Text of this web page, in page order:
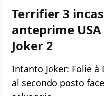
Terrifier 3
anteprime
Joker 2
Intanto Joker: Folie à
al secondo posto